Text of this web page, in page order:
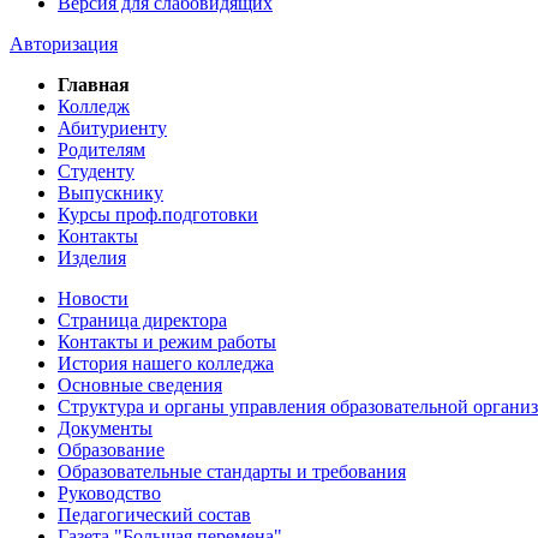
Авторизация
Главная
Колледж
Абитуриенту
Родителям
Студенту
Выпускнику
Курсы проф.подготовки
Контакты
Изделия
Новости
Страница директора
Контакты и режим работы
История нашего колледжа
Основные сведения
Структура и органы управления образовательной
Документы
Образование
Образовательные стандарты и требования
Руководство
Педагогический состав